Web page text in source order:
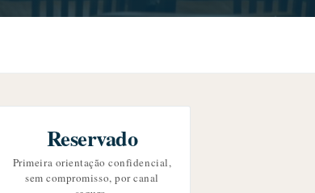
Reservado
Primeira orientação confidencial,
sem compromisso, por canal